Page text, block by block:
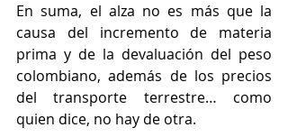
En suma, el alza no es más que la
causa del incremento de materia
prima y de la devaluación del peso
colombiano, además de los precios
del transporte terrestre… como
quien dice, no hay de otra.